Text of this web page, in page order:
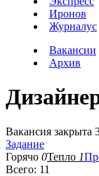
Иронов
Журналус
Вакансии
Архив
Вакансия закрыта
Задание
Горячо 0Тепло 1
Всего: 11